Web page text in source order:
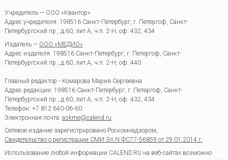
Учредитель — ООО «Квантор»
Адрес учредителя: 198516 Санкт-Петербург, г. Петергоф, Санкт-
Петербургский пр., д.60, лит.А, ч.п. 2-Н, оф. 432, 434
Издатель — ООО «МЕДИО»
Адрес издателя: 198516 Санкт-Петербург, г. Петергоф, Санкт-
Петербургский пр., д.60, лит.А, ч.п. 2-Н, оф. 440
Главный редактор - Комарова Мария Сергеевна
Адрес редакции: 198516 Санкт-Петербург, г. Петергоф Санкт-
Петербургский пр., д.60, лит.А, ч.п. 2-Н, оф. 432, 434
Телефон: +7 812 640-06-60
Электронная почта: askme@calend.ru
Сетевое издание зарегистрировано Роскомнадзором,
Свидетельство о регистрации СМИ Эл.N ФС77-56859 от 29.01.2014 г.
Использование любой информации CALEND.RU на веб-сайтах возможно